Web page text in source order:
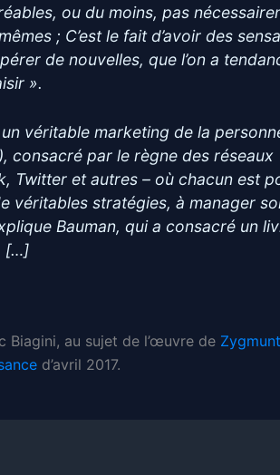
ou du moins, pas
; C’est le fait d’avoir des
de nouvelles, que l’on a
».
véritable marketing de la
consacré par le règne des réseaux
Twitter et autres – où chacun est
véritables stratégies, à manager
Bauman, qui a consacré un
[…]
Biagini, au sujet de l’œuvre de
d’avril 2017.